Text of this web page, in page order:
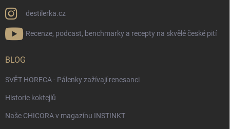
destilerka.cz
Recenze, podcast, benchmarky a recepty na skvělé české pití
BLOG
SVĚT HORECA - Pálenky zažívají renesanci
Historie koktejlů
Naše CHICORA v magazínu INSTINKT